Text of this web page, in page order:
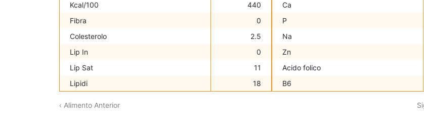
Kcal/100
440
Fibra
0
Colesterolo
2.5
Lip In
0
Lip Sat
11
Lipidi
18
Ca
P
Na
Zn
Acido folico
B6
‹ Alimento Anterior